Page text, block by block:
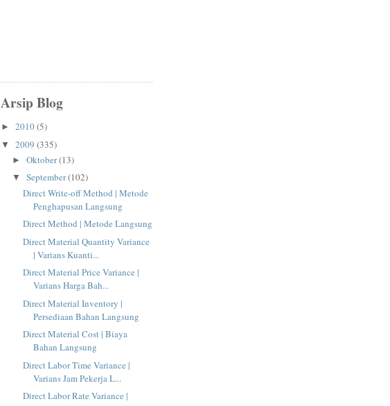
Arsip Blog
► 2010(5)
▼ 2009 (335)
► Oktober(13)
▼ September(102)
Direct Write-off Method | Metode
Penghapusan Langsung
Direct Method | Metode Langsung
Direct Material Quantity Variance
| Varians Kuanti...
Direct Material Price Variance |
Varians Harga Bah...
Direct Material Inventory |
Persediaan Bahan Langsung
Direct Material Cost | Biaya
Bahan Langsung
Direct Labor Time Variance |
Varians Jam Pekerja L...
Direct Labor Rate Variance |